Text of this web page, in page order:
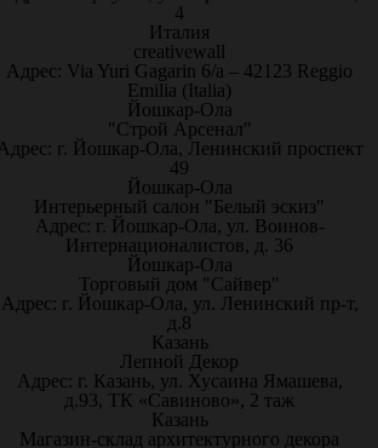
4
Италия
creativewall
Адрес: Via Yuri Gagarin 6/a – 42123 Reggio
Emilia (Italia)
Йошкар-Ола
"Строй Арсенал"
г. Йошкар-Ола, Ленинский проспект
49
Йошкар-Ола
Интерьерный салон "Белый эскиз"
Адрес: г. Йошкар-Ола, ул. Воинов-
Интернационалистов, д. 36
Йошкар-Ола
Торговый дом "Сайвер"
Адрес: г. Йошкар-Ола, ул. Ленинский пр-т,
д.8
Казань
Лепной Декор
Адрес: г. Казань, ул. Хусаина Ямашева,
д.93, ТК «Савиново», 2 таж
Казань
Магазин-склад архитектурного декора